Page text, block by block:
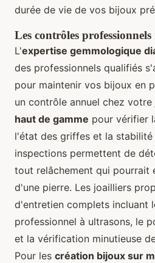
durée de vie de vos bijoux
Les contrôles
L'expertise gemmologique
des professionnels qualifiés
pour maintenir vos bijoux en
un contrôle annuel chez votre
haut de gamme pour vérifier
l'état des griffes et la stabilité
inspections permettent de
tout relâchement qui pourrait
d'une pierre. Les joailliers
d'entretien complets incluant
professionnel à ultrasons, le
et la vérification minutieuse
Pour les création bijoux sur